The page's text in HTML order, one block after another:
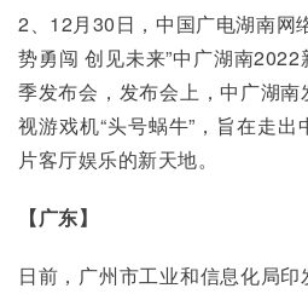
2、12月30日，中国广电湖南网
势勇闯 创见未来”中广湖南
季发布会，发布会上，中广湖
视游戏机“头号蜗牛”，旨在走
片客厅娱乐的新天地。
【广东】
日前，广州市工业和信息化局